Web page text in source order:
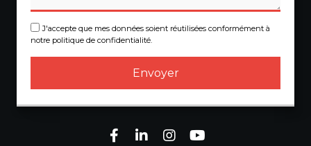
J'accepte que mes données soient réutilisées conformément à
notre politique de confidentialité.
Envoyer